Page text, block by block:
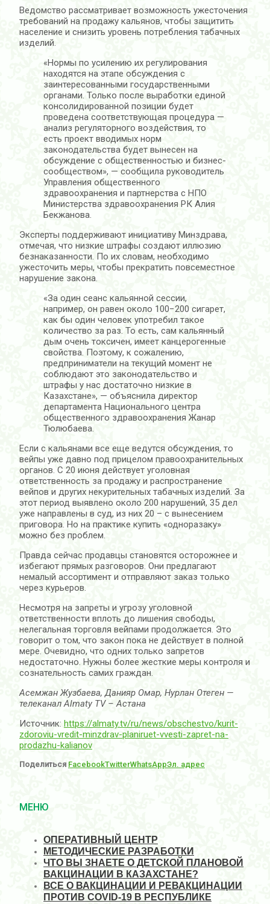
Ведомство рассматривает возможность ужесточения
требований на продажу кальянов, чтобы защитить
население и снизить уровень потребления табачных
изделий.
«Нормы по усилению их регулирования
находятся на этапе обсуждения с
заинтересованными государственными
органами. Только после выработки единой
консолидированной позиции будет
проведена соответствующая процедура —
анализ регуляторного воздействия, то
есть проект вводимых норм
законодательства будет вынесен на
обсуждение с общественностью и бизнес-
сообществом», — сообщила руководитель
Управления общественного
здравоохранения и партнерства с НПО
Министерства здравоохранения РК Алия
Бекжанова.
Эксперты поддерживают инициативу Минздрава,
отмечая, что низкие штрафы создают иллюзию
безнаказанности. По их словам, необходимо
ужесточить меры, чтобы прекратить повсеместное
нарушение закона.
«За один сеанс кальянной сессии,
например, он равен около 100−200 сигарет,
как бы один человек употребил такое
количество за раз. То есть, сам кальянный
дым очень токсичен, имеет канцерогенные
свойства. Поэтому, к сожалению,
предприниматели на текущий момент не
соблюдают это законодательство и
штрафы у нас достаточно низкие в
Казахстане», — объяснила директор
департамента Национального центра
общественного здравоохранения Жанар
Тюлюбаева.
Если с кальянами все еще ведутся обсуждения, то
вейпы уже давно под прицелом правоохранительных
органов. С 20 июня действует уголовная
ответственность за продажу и распространение
вейпов и других некурительных табачных изделий. За
этот период выявлено около 200 нарушений, 35 дел
уже направлены в суд, из них 20 – с вынесением
приговора. Но на практике купить «одноразаку»
можно без проблем.
Правда сейчас продавцы становятся осторожнее и
избегают прямых разговоров. Они предлагают
немалый ассортимент и отправляют заказ только
через курьеров.
Несмотря на запреты и угрозу уголовной
ответственности вплоть до лишения свободы,
нелегальная торговля вейпами продолжается. Это
говорит о том, что закон пока не действует в полной
мере. Очевидно, что одних только запретов
недостаточно. Нужны более жесткие меры контроля и
сознательность самих граждан.
Асемжан Жузбаева, Данияр Омар, Нурлан Отеген —
телеканал Almaty TV – Астана
Источник: https://almaty.tv/ru/news/obschestvo/kurit-
zdoroviu-vredit-minzdrav-planiruet-vvesti-zapret-na-
prodazhu-kalianov
Поделиться FacebookTwitterWhatsAppЭл. адрес
МЕНЮ
ОПЕРАТИВНЫЙ ЦЕНТР
МЕТОДИЧЕСКИЕ РАЗРАБОТКИ
ЧТО ВЫ ЗНАЕТЕ О ДЕТСКОЙ ПЛАНОВОЙ
ВАКЦИНАЦИИ В КАЗАХСТАНЕ?
ВСЕ О ВАКЦИНАЦИИ И РЕВАКЦИНАЦИИ
ПРОТИВ COVID-19 В РЕСПУБЛИКЕ